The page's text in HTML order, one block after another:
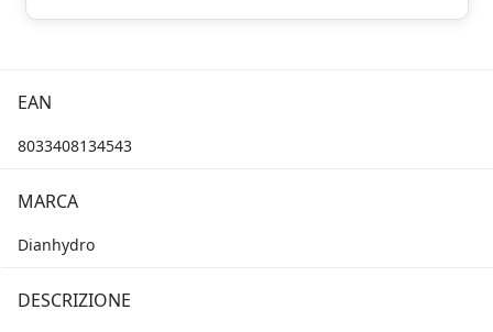
EAN
8033408134543
MARCA
Dianhydro
DESCRIZIONE